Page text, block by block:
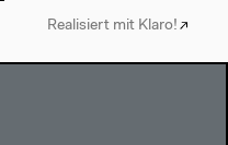
Realisiert mit Klaro!